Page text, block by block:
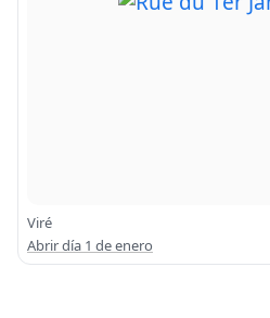
Viré
Abrir día 1 de enero